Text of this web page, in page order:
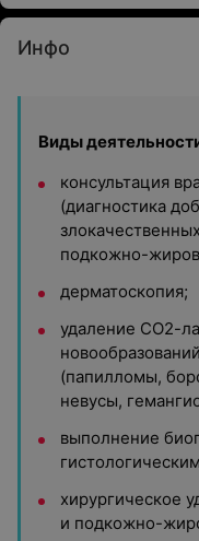
Инфо
Виды
консультация
(диагностика
подкожно-
дерматоскопия;
удаление СО2-
(папилломы,
невусы,
выполнение
хирургическое
и подкожно-